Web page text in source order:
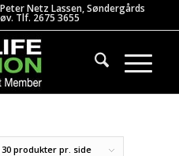
Netz Lassen, Søndergårds
Tlf. 2675 3655
30 produkter pr. side